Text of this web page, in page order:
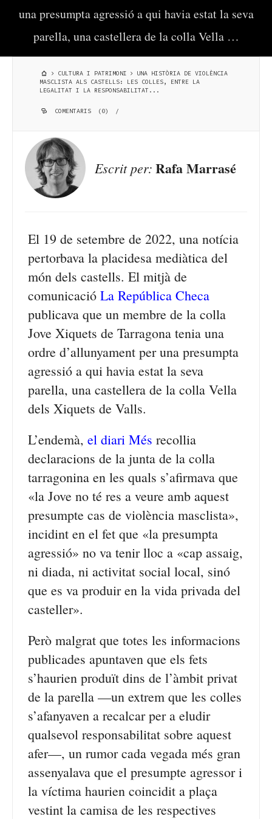
una presumpta agressió a qui havia estat la seva
parella, una castellera de la colla Vella …
CULTURA I PATRIMONI
UNA HISTÒRIA DE VIOLÈNCIA
MASCLISTA ALS CASTELLS: LES COLLES, ENTRE LA
LEGALITAT I LA RESPONSABILITAT...
COMENTARIS (0) /
Escrit per: Rafa Marrasé
El 19 de setembre de 2022, una notícia
pertorbava la placidesa mediàtica del
món dels castells. El mitjà de
comunicació La República Checa
publicava que un membre de la colla
Jove Xiquets de Tarragona tenia una
ordre d’allunyament per una presumpta
agressió a qui havia estat la seva
parella, una castellera de la colla Vella
dels Xiquets de Valls.
L’endemà, el diari Més recollia
declaracions de la junta de la colla
tarragonina en les quals s’afirmava que
«la Jove no té res a veure amb aquest
presumpte cas de violència masclista»,
incidint en el fet que «la presumpta
agressió» no va tenir lloc a «cap assaig,
ni diada, ni activitat social local, sinó
que es va produir en la vida privada del
casteller».
Però malgrat que totes les informacions
publicades apuntaven que els fets
s’haurien produït dins de l’àmbit privat
de la parella —un extrem que les colles
s’afanyaven a recalcar per a eludir
qualsevol responsabilitat sobre aquest
afer—, un rumor cada vegada més gran
assenyalava que el presumpte agressor i
la víctima haurien coincidit a plaça
vestint la camisa de les respectives